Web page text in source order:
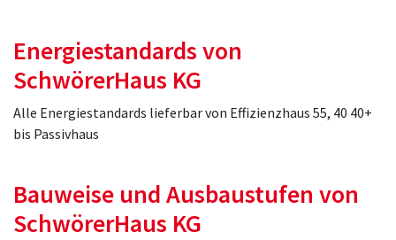
Energiestandards von
SchwörerHaus KG
Alle Energiestandards lieferbar von Effizienzhaus 55, 40 40+
bis Passivhaus
Bauweise und Ausbaustufen von
SchwörerHaus KG